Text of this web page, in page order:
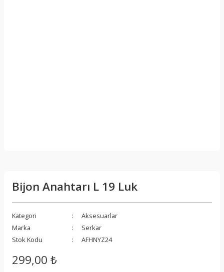
Bijon Anahtarı L 19 Luk
Kategori
Aksesuarlar
Marka
Serkar
Stok Kodu
AFHNYZ24
299,00 ₺